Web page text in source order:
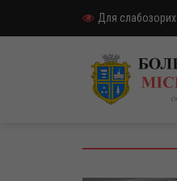
Для слабозорих